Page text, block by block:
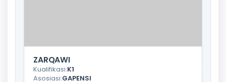
ZARQAWI
Kualifikasi:K1
Asosiasi:GAPENSI